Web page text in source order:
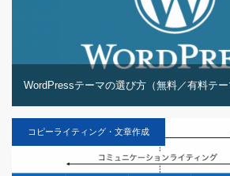
WordPressテーマの選び方（無料／有料テー
コピーライティング・文章作成